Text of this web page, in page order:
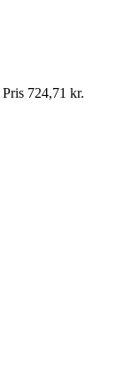
Pris 724,71 kr.